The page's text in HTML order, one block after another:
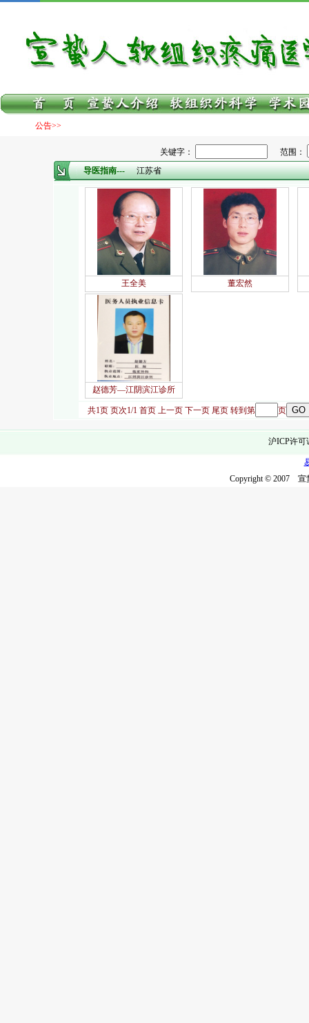
公告>>
关键字：
范围：
导医指南---
江苏省
王全美 董宏然
赵德芳—江阴滨江诊所
共1页 页次1/1 首页 上一页 下一页 尾页 转到第 页
沪ICP许可
Copyright © 2007 宣